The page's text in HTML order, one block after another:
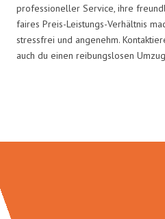
professioneller Service, ihre
faires Preis-Leistungs-Verhältnis
stressfrei und angenehm.
auch du einen reibungslosen